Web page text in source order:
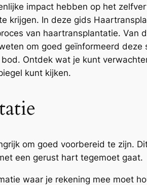
impact hebben op het
krijgen. In deze gids
van haartransplantatie. Van
om goed geïnformeerd deze
Ontdek wat je kunt
kunt kijken.
om goed voorbereid te zijn.
een gerust hart tegemoet gaat.
waar je rekening mee moet